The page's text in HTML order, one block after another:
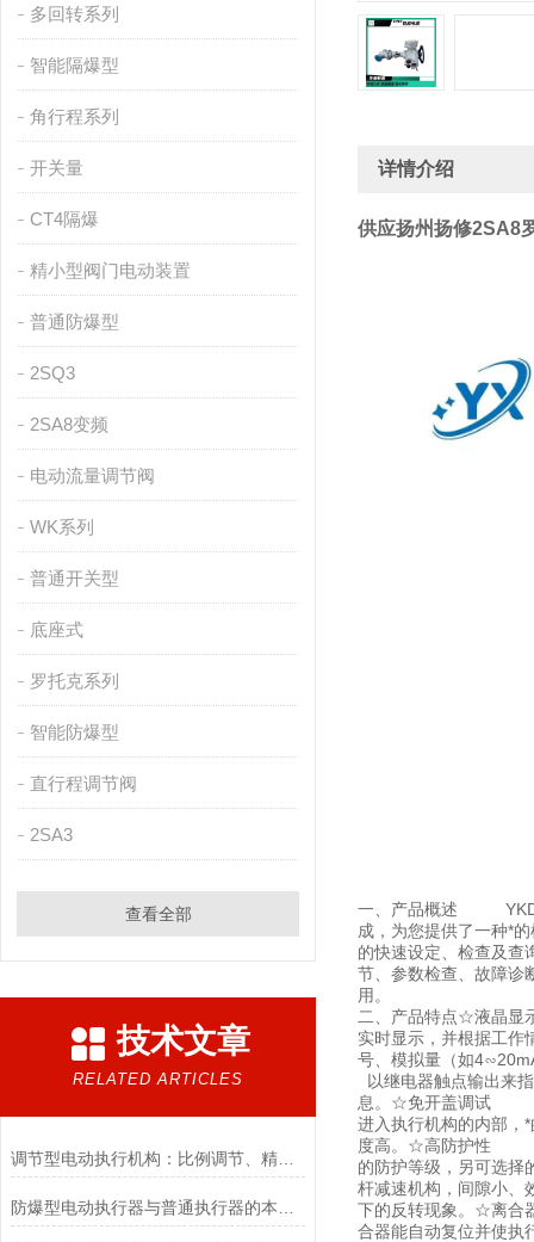
多回转系列
智能隔爆型
角行程系列
开关量
CT4隔爆
精小型阀门电动装置
普通防爆型
2SQ3
2SA8变频
电动流量调节阀
WK系列
普通开关型
底座式
罗托克系列
智能防爆型
直行程调节阀
2SA3
查看全部
技术文章
RELATED ARTICLES
调节型电动执行机构：比例调节、精度控制要点
详情介绍
供应扬州扬修2SA8
一、产品概述 YKD/
成，为您提供了一种*
的快速设定、检查及查
节、参数检查、故障诊
用。
二、产品特点☆液晶显
实时显示，并根据工
号、模拟量（如
以继电器触点输出来
息。☆免开盖调试 各
进入执行机构的内部
度高。☆高防护性 铝
的防护等级，另可选
杆减速机构，间隙小
下的反转现象。☆离合
合器能自动复位并使